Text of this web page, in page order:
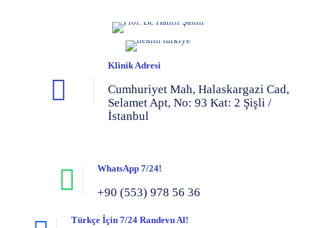
Klinik Adresi
Cumhuriyet Mah, Halaskargazi Cad,
Selamet Apt, No: 93 Kat: 2 Şişli /
İstanbul
WhatsApp 7/24!
+90 (553) 978 56 36
Türkçe İçin 7/24 Randevu Al!